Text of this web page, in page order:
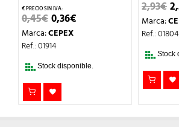
0,45€EL
PRECIO
ORIGINAL
ERA:
0,36€
Marca:CEPEX
Ref.: 01914
Stock disponible.
2,93€
Marca:
Ref.: 01804
Stock